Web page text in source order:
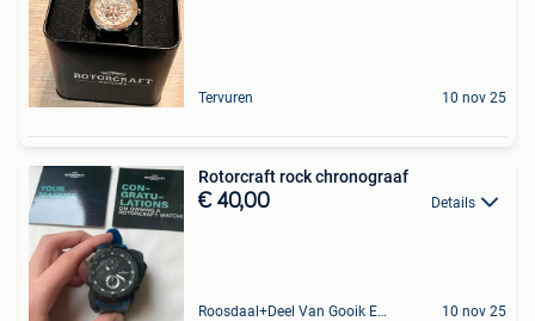
Tervuren 10 nov 25
Rotorcraft rock chronograaf
€ 40,00 Details
Roosdaal+Deel Van Gooik En Sint-Kwintens-Lennik 10 nov 25